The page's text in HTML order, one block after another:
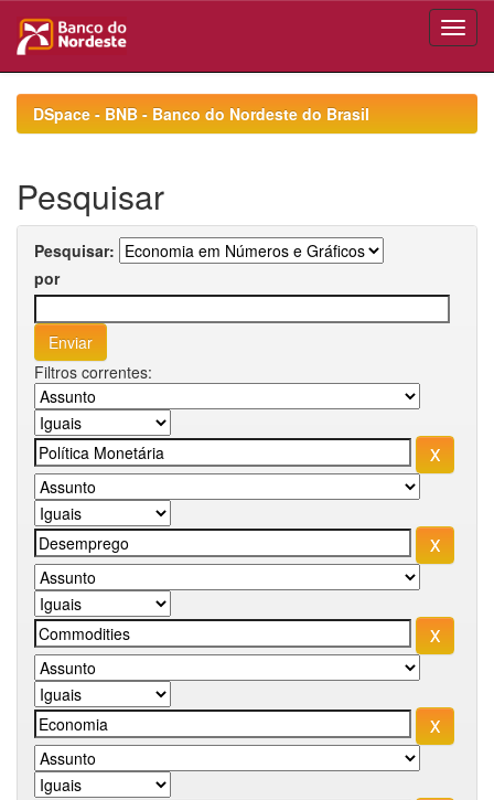
navigationDSpace - BNB - Banco do Nordeste do Brasil
Pesquisar
Pesquisar:
por
Filtros correntes: